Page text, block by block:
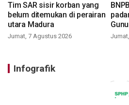
Tim SAR sisir korban yang
belum ditemukan di perairan
utara Madura
Jumat, 7 Agustus 2026
Infografik